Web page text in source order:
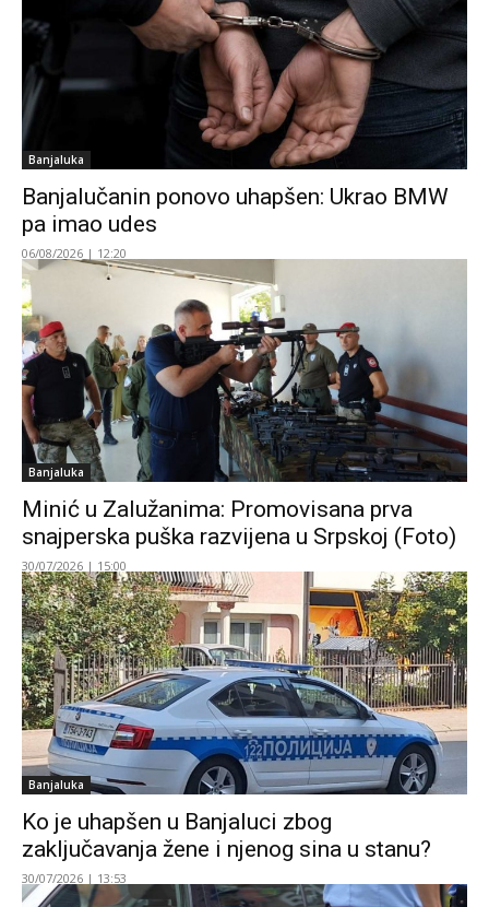
Banjaluka
Banjalučanin ponovo uhapšen: Ukrao BMW
pa imao udes
06/08/2026 | 12:20
Banjaluka
Minić u Zalužanima: Promovisana prva
snajperska puška razvijena u Srpskoj (Foto)
30/07/2026 | 15:00
Banjaluka
Ko je uhapšen u Banjaluci zbog
zaključavanja žene i njenog sina u stanu?
30/07/2026 | 13:53